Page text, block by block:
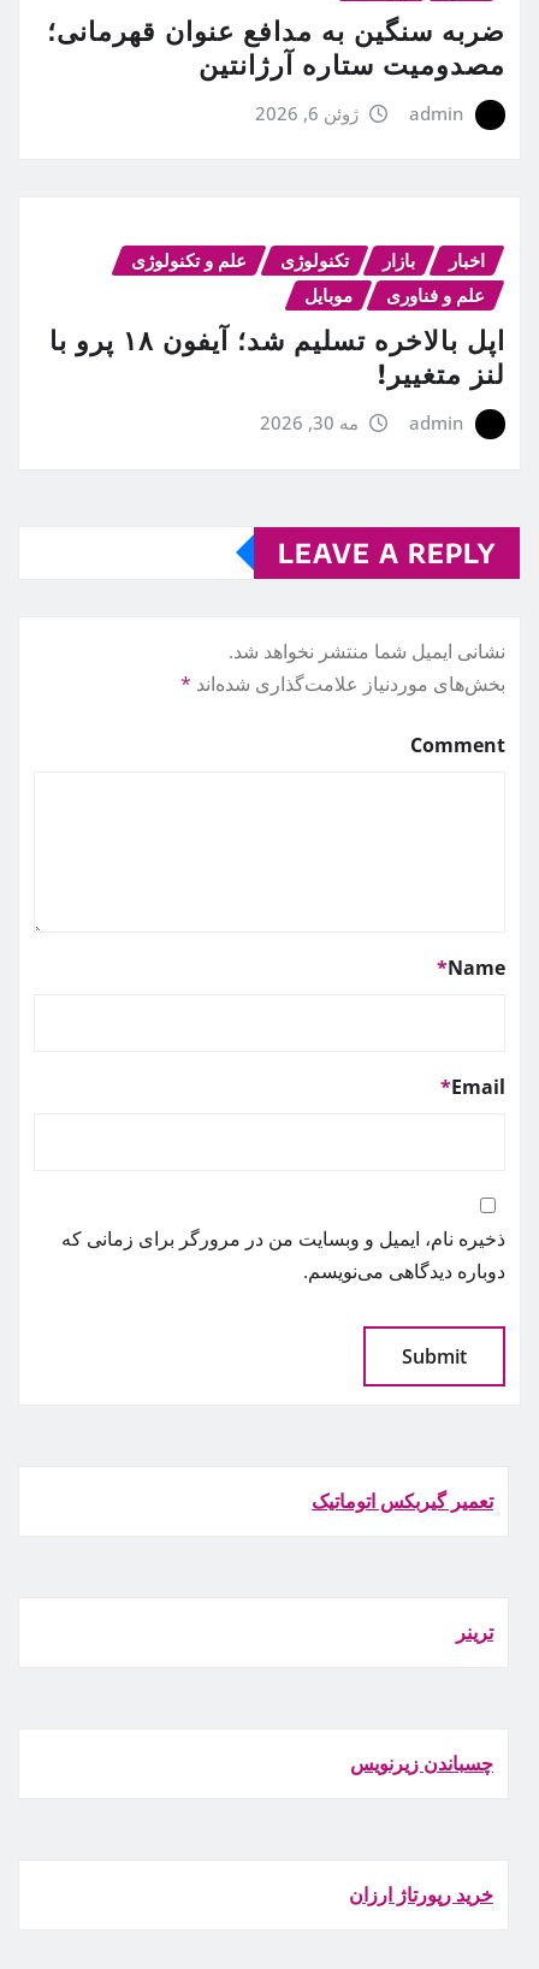
ضربه سنگین به مدافع عنوان قهرمانی؛
مصدومیت ستاره آرژانتین
admin ژوئن 6, 2026
اخبار بازار تکنولوژی
علم و تکنولوژی
علم و فناوری
موبایل
اپل بالاخره تسلیم شد؛ آیفون ۱۸ پرو با
لنز متغییر!
admin مه 30, 2026
LEAVE A REPLY
نشانی ایمیل شما منتشر نخواهد شد.
بخش‌های موردنیاز علامت‌گذاری شده‌اند *
Comment
Name
*
Email
*
ذخیره نام، ایمیل و وبسایت من در مرورگر برای زمانی که
دوباره دیدگاهی می‌نویسم.
تعمیر گیربکس اتوماتیک
ترينر
چسباندن زيرنويس
خرید رپورتاژ ارزان